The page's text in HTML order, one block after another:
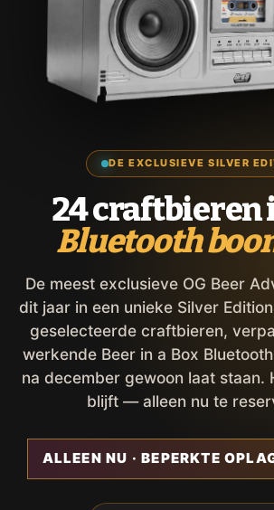
DE EXCLUSIEVE SILVER
24 craftbieren
Bluetooth
De meest exclusieve OG Beer
dit jaar in een unieke Silver
geselecteerde craftbieren,
werkende Beer in a Box
na december gewoon laat staan.
blijft — alleen nu te
ALLEEN NU · BEPERKTE